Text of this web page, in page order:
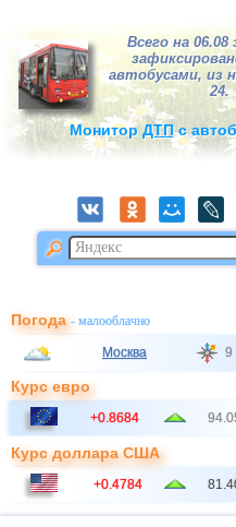
Всего на 06.08
автобусами, из
24.
Монитор ДТПс
Погода- малооблачно
Москва 9
Курс евро
+0.8684
Курс доллара США
+0.4784